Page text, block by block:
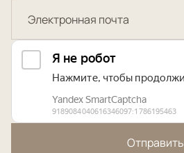
Отправить